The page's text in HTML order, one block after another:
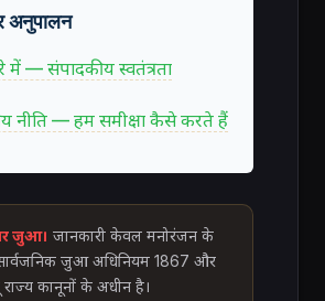
अनुपालन
में — संपादकीय स्वतंत्रता
नीति — हम समीक्षा कैसे करते हैं
जुआ। जानकारी केवल मनोरंजन के
जुआ अधिनियम 1867 और
कानूनों के अधीन है।